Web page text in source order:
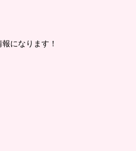
になります！